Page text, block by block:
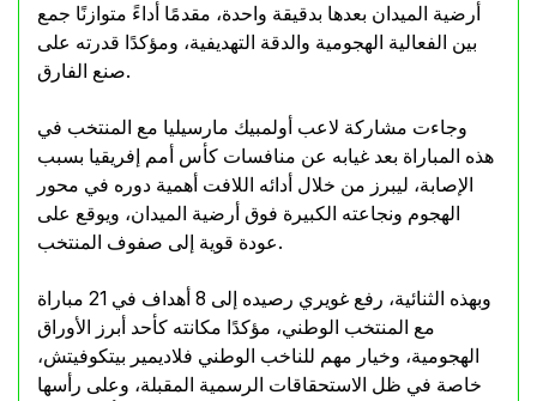
أرضية الميدان بعدها بدقيقة واحدة، مقدمًا أداءً متوازنًا جمع
بين الفعالية الهجومية والدقة التهديفية، ومؤكدًا قدرته على
صنع الفارق.
وجاءت مشاركة لاعب أولمبيك مارسيليا مع المنتخب في
هذه المباراة بعد غيابه عن منافسات كأس أمم إفريقيا بسبب
الإصابة، ليبرز من خلال أدائه اللافت أهمية دوره في محور
الهجوم ونجاعته الكبيرة فوق أرضية الميدان، ويوقع على
عودة قوية إلى صفوف المنتخب.
وبهذه الثنائية، رفع غويري رصيده إلى 8 أهداف في 21 مباراة
مع المنتخب الوطني، مؤكدًا مكانته كأحد أبرز الأوراق
الهجومية، وخيار مهم للناخب الوطني فلاديمير بيتكوفيتش،
خاصة في ظل الاستحقاقات الرسمية المقبلة، وعلى رأسها